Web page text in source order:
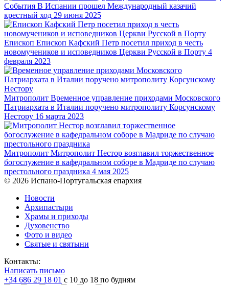
События В Испании прошел Международный казачий
крестный ход 29 июня 2025
Епископ Епископ Кафский Петр посетил приход в честь
новомучеников и исповедников Церкви Русской в Порту 4
февраля 2023
Митрополит Временное управление приходами Московского
Патриархата в Италии поручено митрополиту Корсунскому
Нестору 16 марта 2023
Митрополит Митрополит Нестор возглавил торжественное
богослужение в кафедральном соборе в Мадриде по случаю
престольного праздника 4 мая 2025
© 2026 Испано-Португальская епархия
Новости
Архипастыри
Храмы и приходы
Духовенство
Фото и видео
Святые и святыни
Контакты:
Написать письмо
+34 686 29 18 01 с 10 до 18 по будням